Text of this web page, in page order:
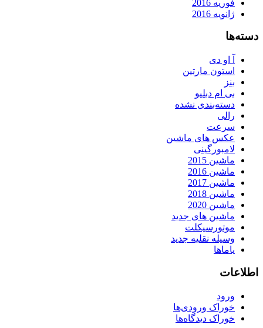
فوریه 2016
ژانویه 2016
دسته‌ها
آ او دی
استون مارتین
بنز
بی ام دبلیو
دسته‌بندی نشده
رالی
سرعت
عکس های ماشین
لامبورگینی
ماشین 2015
ماشین 2016
ماشین 2017
ماشین 2018
ماشین 2020
ماشین های جدید
موتورسیکلت
وسیله نقلیه جدید
یاماها
اطلاعات
ورود
خوراک ورودی‌ها
خوراک دیدگاه‌ها